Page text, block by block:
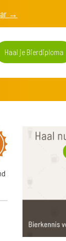
→
Haal je Bierdiploma